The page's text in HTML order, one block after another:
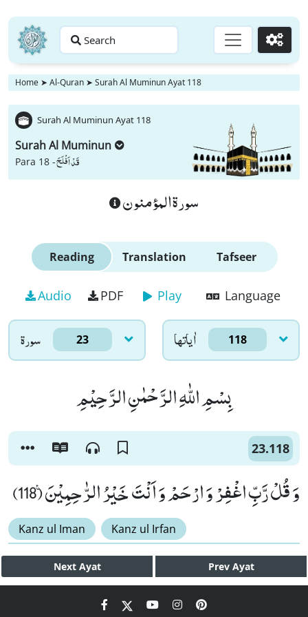
Search Go
Home ➤ Al-Quran ➤ Surah Al Muminun Ayat 118
Surah Al Muminun Ayat 118
Surah Al Muminun
Para 18 -قَدْ اَفْلَحَ
سورة المؤمنون
Reading Translation Tafseer
Audio PDF Play Language
سورۃ 23 اٰياتها 118
بِسْمِ اللّٰهِ الرَّحْمٰنِ الرَّحِیْمِ
23.118
وَ قُلْ رَّبِّ اغْفِرْ وَ ارْحَمْ وَ اَنْتَ خَیْرُ الرّٰحِمِیْنَ۠ (118)
Kanz ul Iman Kanz ul Irfan
Next Ayat Prev Ayat